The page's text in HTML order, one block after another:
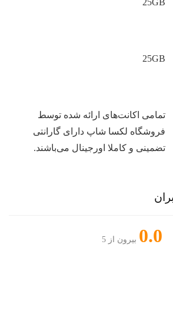
25GB
تمامی اکانت‌های ارائه شده توسط
فروشگاه لکسا شاپ دارای گارانتی
تضمینی و کاملا اورجینال می‌باشند.
0.0 بیرون از 5